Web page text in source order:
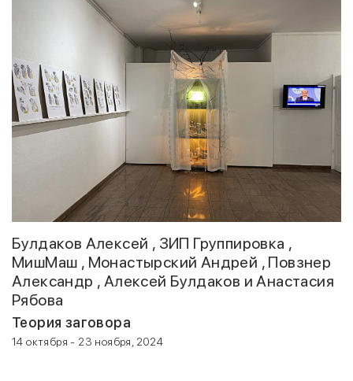
Булдаков Алексей , ЗИП Группировка ,
МишМаш , Монастырский Андрей , Повзнер
Александр , Алексей Булдаков и Анастасия
Рябова
Теория заговора
14 октября - 23 ноября, 2024